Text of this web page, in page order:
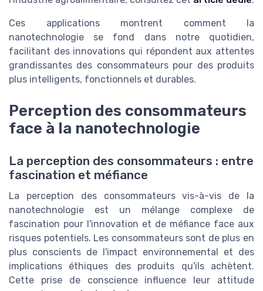
Ces applications montrent comment la
nanotechnologie se fond dans notre quotidien,
facilitant des innovations qui répondent aux attentes
grandissantes des consommateurs pour des produits
plus intelligents, fonctionnels et durables.
Perception des consommateurs
face à la nanotechnologie
La perception des consommateurs : entre
fascination et méfiance
La perception des consommateurs vis-à-vis de la
nanotechnologie est un mélange complexe de
fascination pour l'innovation et de méfiance face aux
risques potentiels. Les consommateurs sont de plus en
plus conscients de l'impact environnemental et des
implications éthiques des produits qu'ils achètent.
Cette prise de conscience influence leur attitude